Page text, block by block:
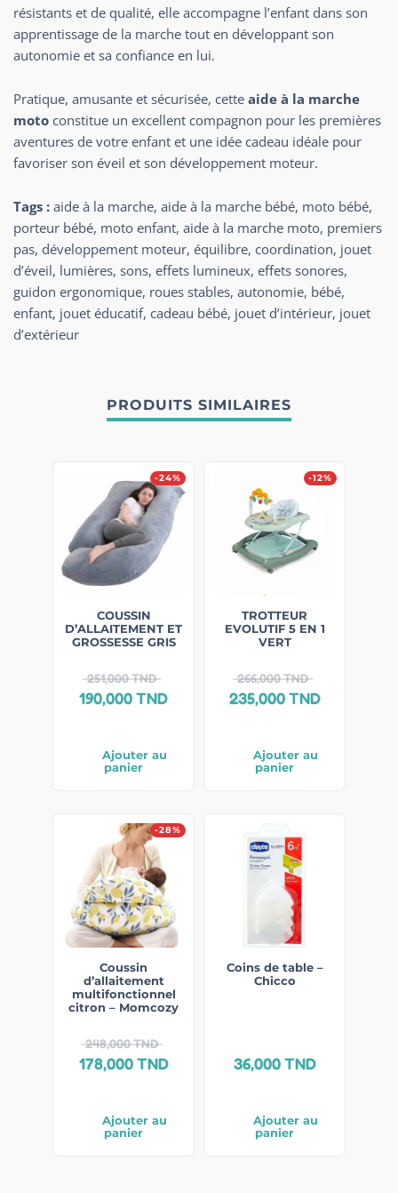
résistants et de qualité, elle accompagne l’enfant dans son
apprentissage de la marche tout en développant son
autonomie et sa confiance en lui.
Pratique, amusante et sécurisée, cette aide à la marche
moto constitue un excellent compagnon pour les premières
aventures de votre enfant et une idée cadeau idéale pour
favoriser son éveil et son développement moteur.
Tags : aide à la marche, aide à la marche bébé, moto bébé,
porteur bébé, moto enfant, aide à la marche moto, premiers
pas, développement moteur, équilibre, coordination, jouet
d’éveil, lumières, sons, effets lumineux, effets sonores,
guidon ergonomique, roues stables, autonomie, bébé,
enfant, jouet éducatif, cadeau bébé, jouet d’intérieur, jouet
d’extérieur
PRODUITS SIMILAIRES
-24%
COUSSIN
D’ALLAITEMENT ET
GROSSESSE GRIS
251,000TND
190,000TND
Ajouter au
panier
-12%
TROTTEUR
EVOLUTIF 5 EN 1
VERT
266,000TND
235,000TND
Ajouter au
panier
-28%
Coussin
d’allaitement
multifonctionnel
citron – Momcozy
248,000TND
178,000TND
Ajouter au
panier
Coins de table –
Chicco
36,000TND
Ajouter au
panier